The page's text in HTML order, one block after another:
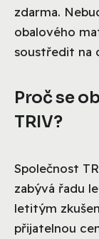
zdarma.
obalového
soustředit na
Proč se
TRIV?
Společnost
zabývá řadu
letitým
přijatelnou